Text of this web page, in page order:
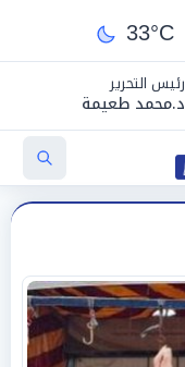
33°C
رئيس التحرير
د.محمد طعيمة